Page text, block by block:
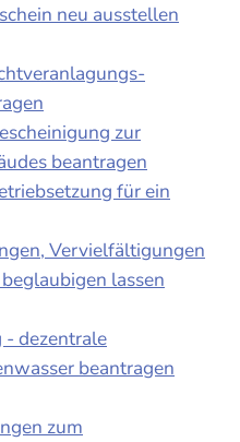
neu ausstellen
zur
beantragen
für ein
Vervielfältigungen
lassen
dezentrale
beantragen
zum